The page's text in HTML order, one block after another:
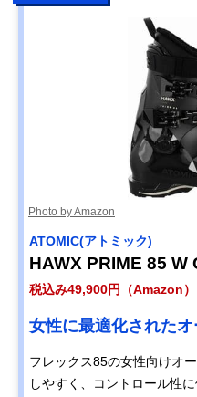
Photo by Amazon
ATOMIC(アトミック)
HAWX PRIME 85 W
税込み49,900円（Amazon）
女性に最適化された
フレックス85の女性向けオ
しやすく、コントロール性に